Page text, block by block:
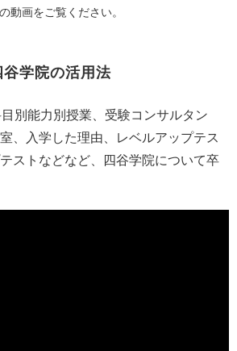
動画をご覧ください。
学院の活用法
別能力別授業、受験コンサルタン
、入学した理由、レベルアップテス
ストなどなど、四谷学院について卒